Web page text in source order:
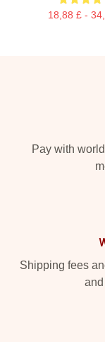
18,88 £ -
Pay with
Shipping fees